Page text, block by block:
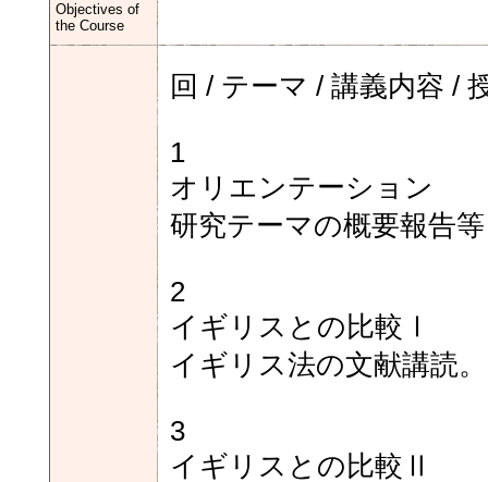
Objectives of
the Course
回 / テーマ / 講義内容 /
1
オリエンテーション
研究テーマの概要報告等
2
イギリスとの比較Ⅰ
イギリス法の文献講読。
3
イギリスとの比較Ⅱ